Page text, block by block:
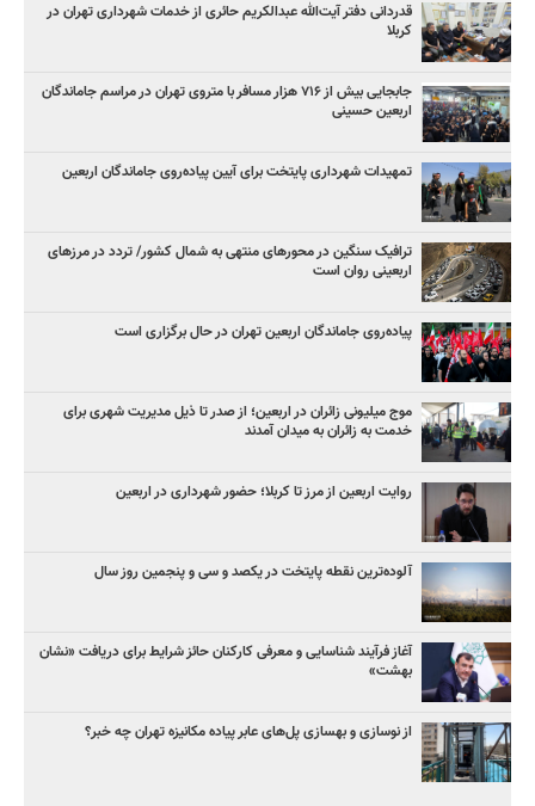
قدردانی دفتر آیت‌الله عبدالکریم حائری از خدمات شهرداری تهران در
کربلا
جابجایی بیش از ۷۱۶ هزار مسافر با متروی تهران در مراسم جاماندگان
اربعین حسینی
تمهیدات شهرداری پایتخت برای آیین پیاده‌روی جاماندگان اربعین
ترافیک سنگین در محورهای منتهی به شمال کشور/ تردد در مرزهای
اربعینی روان است
پیاده‌روی جاماندگان اربعین تهران در حال برگزاری است
موج میلیونی زائران در اربعین؛ از صدر تا ذیل مدیریت شهری برای
خدمت به زائران به میدان آمدند
روایت اربعین از مرز تا کربلا؛ حضور شهرداری در اربعین
آلوده‌ترین نقطه پایتخت در یکصد و سی‌ و پنجمین روز سال
آغاز فرآیند شناسایی و معرفی کارکنان حائز شرایط برای دریافت «نشان
بهشت»
از نوسازی و بهسازی پل‌های عابر پیاده مکانیزه تهران چه خبر؟